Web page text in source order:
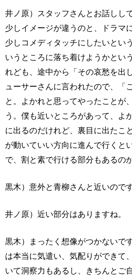
井ノ原）スタッフさんとお話しし
少しイメージが違うのと、ドラマ
少しコメディタッチにしたいとい
いうところに落ち着けようかとい
れども、途中から「その哀愁を出
ューサーさんに言われたので、「
と。よかれと思ってやったことが
う。僕も近いところがあって、よ
に出るのだけれど、裏目に出たこ
が動いていい方向に進んで行くと
で、割と素で行ける部分もあるの
黒木）意外と青柳さんと近いので
井ノ原）近い部分はありますね。
黒木）まったく想像がつかないで
は本当に気遣い、気配りができて
いて洞察力もあるし、きちんとご